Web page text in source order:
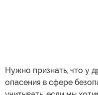
Нужно признать, что у
опасения в сфере